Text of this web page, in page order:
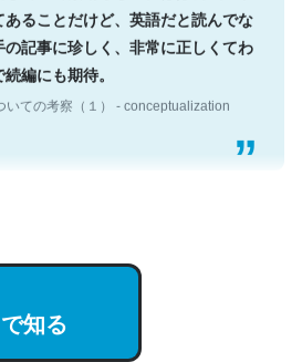
ることだけど、英語だと読んでな
の記事に珍しく、非常に正しくてわ
編にも期待。
いての考察（１） - conceptualization
で貴重な良記事。/続編来た
entry/2023/03/27
いての考察（１） - conceptualization
知る